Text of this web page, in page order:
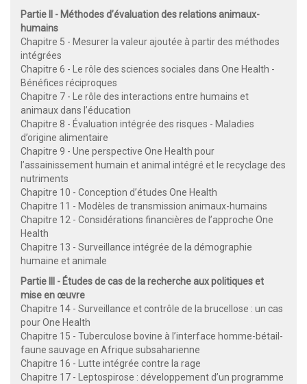
Partie II - Méthodes d’évaluation des relations animaux-
humains
Chapitre 5 - Mesurer la valeur ajoutée à partir des méthodes
intégrées
Chapitre 6 - Le rôle des sciences sociales dans One Health -
Bénéfices réciproques
Chapitre 7 - Le rôle des interactions entre humains et
animaux dans l’éducation
Chapitre 8 - Évaluation intégrée des risques - Maladies
d’origine alimentaire
Chapitre 9 - Une perspective One Health pour
l’assainissement humain et animal intégré et le recyclage des
nutriments
Chapitre 10 - Conception d’études One Health
Chapitre 11 - Modèles de transmission animaux-humains
Chapitre 12 - Considérations financières de l’approche One
Health
Chapitre 13 - Surveillance intégrée de la démographie
humaine et animale
Partie III - Études de cas de la recherche aux politiques et
mise en œuvre
Chapitre 14 - Surveillance et contrôle de la brucellose : un cas
pour One Health
Chapitre 15 - Tuberculose bovine à l’interface homme-bétail-
faune sauvage en Afrique subsaharienne
Chapitre 16 - Lutte intégrée contre la rage
Chapitre 17 - Leptospirose : développement d’un programme